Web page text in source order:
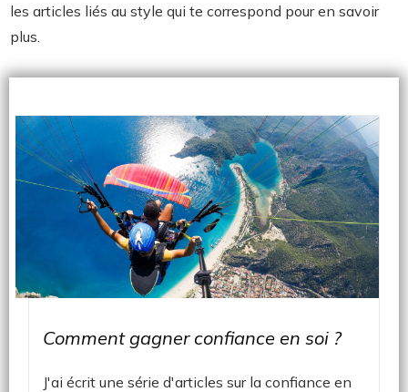
les articles liés au style qui te correspond pour en savoir
plus.
Comment gagner confiance en soi ?
J'ai écrit une série d'articles sur la confiance en